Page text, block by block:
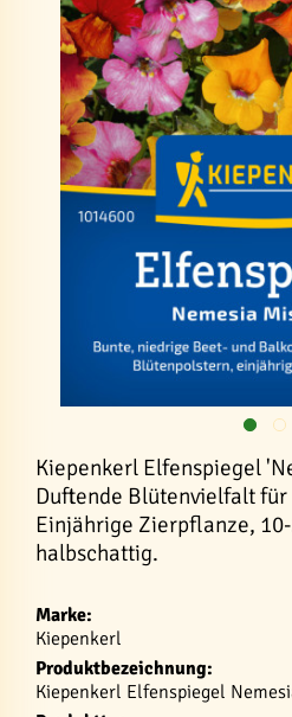
Kiepenkerl Elfenspiegel
Duftende Blütenvielfalt für
Einjährige Zierpflanze,
halbschattig.
Marke:
Kiepenkerl
Produktbezeichnung:
Kiepenkerl Elfenspiegel